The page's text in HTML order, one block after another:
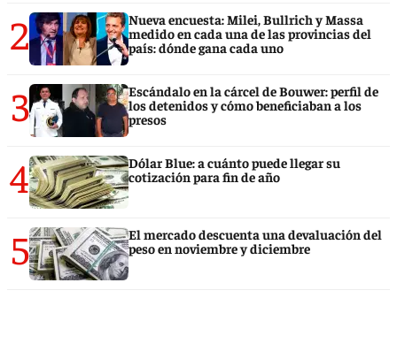
2
Nueva encuesta: Milei, Bullrich y Massa
medido en cada una de las provincias del
país: dónde gana cada uno
3
Escándalo en la cárcel de Bouwer: perfil de
los detenidos y cómo beneficiaban a los
presos
4
Dólar Blue: a cuánto puede llegar su
cotización para fin de año
5
El mercado descuenta una devaluación del
peso en noviembre y diciembre